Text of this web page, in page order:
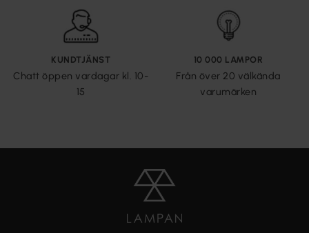
KUNDTJÄNST
Chatt öppen vardagar kl. 10-
15
10 000 LAMPOR
Från över 20 välkända
varumärken